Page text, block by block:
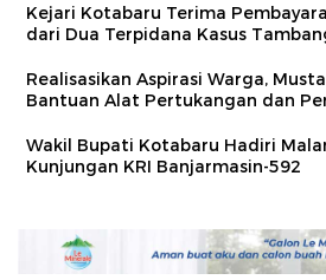
Kejari Kotabaru Terima
dari Dua Terpidana Kasus
Realisasikan Aspirasi Warga,
Bantuan Alat Pertukangan dan
Wakil Bupati Kotabaru Hadiri
Kunjungan KRI Banjarmasin-592